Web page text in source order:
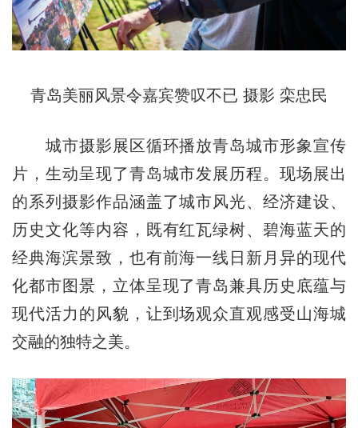
青岛美丽风景令嘉宾赞叹不已 摄影 栾忠民
城市摄影展区循环播放青岛城市形象宣传
片，生动呈现了青岛城市发展历程。现场展出
的系列摄影作品涵盖了城市风光、经济建设、
历史文化等内容，既有红瓦绿树、碧海蓝天的
经典海滨景致，也有前海一线日新月异的现代
化都市图景，立体呈现了青岛兼具历史底蕴与
现代活力的风貌，让到场观众直观感受山海城
交融的独特之美。